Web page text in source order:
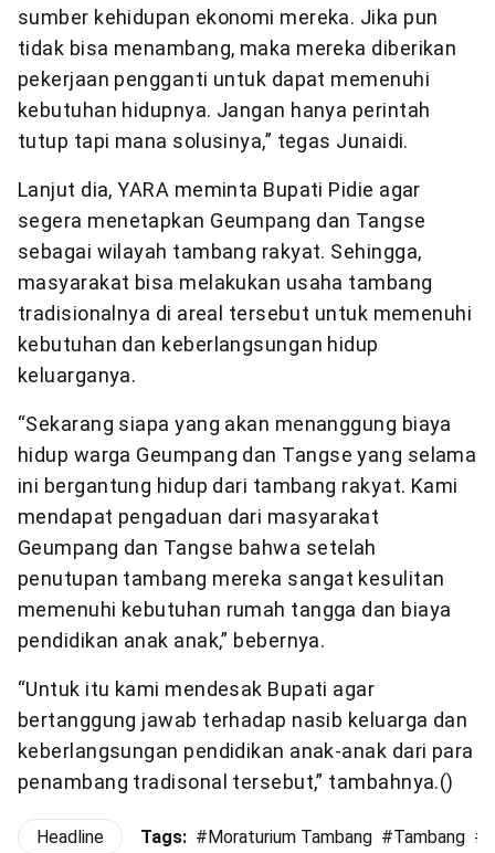
sumber kehidupan ekonomi mereka. Jika pun
tidak bisa menambang, maka mereka diberikan
pekerjaan pengganti untuk dapat memenuhi
kebutuhan hidupnya. Jangan hanya perintah
tutup tapi mana solusinya,” tegas Junaidi.
Lanjut dia, YARA meminta Bupati Pidie agar
segera menetapkan Geumpang dan Tangse
sebagai wilayah tambang rakyat. Sehingga,
masyarakat bisa melakukan usaha tambang
tradisionalnya di areal tersebut untuk memenuhi
kebutuhan dan keberlangsungan hidup
keluarganya.
“Sekarang siapa yang akan menanggung biaya
hidup warga Geumpang dan Tangse yang selama
ini bergantung hidup dari tambang rakyat. Kami
mendapat pengaduan dari masyarakat
Geumpang dan Tangse bahwa setelah
penutupan tambang mereka sangat kesulitan
memenuhi kebutuhan rumah tangga dan biaya
pendidikan anak anak,” bebernya.
“Untuk itu kami mendesak Bupati agar
bertanggung jawab terhadap nasib keluarga dan
keberlangsungan pendidikan anak-anak dari para
penambang tradisonal tersebut,” tambahnya.()
Headline Tags: #Moraturium Tambang #Tambang #